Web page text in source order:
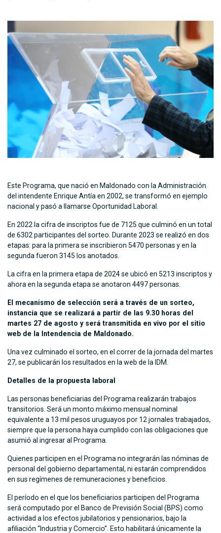
Este Programa, que nació en Maldonado con la Administración
del intendente Enrique Antía en 2002, se transformó en ejemplo
nacional y pasó a llamarse Oportunidad Laboral.
En 2022 la cifra de inscriptos fue de 7125 que culminó en un total
de 6302 participantes del sorteo. Durante 2023 se realizó en dos
etapas: para la primera se inscribieron 5470 personas y en la
segunda fueron 3145 los anotados.
La cifra en la primera etapa de 2024 se ubicó en 5213 inscriptos y
ahora en la segunda etapa se anotaron 4497 personas.
El mecanismo de selección será a través de un sorteo,
instancia que se realizará a partir de las 9.30 horas del
martes 27 de agosto y será transmitida en vivo por el sitio
web de la Intendencia de Maldonado.
Una vez culminado el sorteo, en el correr de la jornada del martes
27, se publicarán los resultados en la web de la IDM.
Detalles de la propuesta laboral
Las personas beneficiarias del Programa realizarán trabajos
transitorios. Será un monto máximo mensual nominal
equivalente a 13 mil pesos uruguayos por 12 jornales trabajados,
siempre que la persona haya cumplido con las obligaciones que
asumió al ingresar al Programa.
Quienes participen en el Programa no integrarán las nóminas de
personal del gobierno departamental, ni estarán comprendidos
en sus regímenes de remuneraciones y beneficios.
El período en el que los beneficiarios participen del Programa
será computado por el Banco de Previsión Social (BPS) como
actividad a los efectos jubilatorios y pensionarios, bajo la
afiliación “Industria y Comercio”. Esto habilitará únicamente la